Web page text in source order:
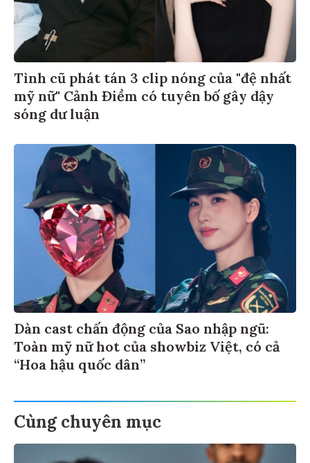
Tình cũ phát tán 3 clip nóng của "đệ nhất
mỹ nữ" Cảnh Điềm có tuyên bố gây dậy
sóng dư luận
Dàn cast chấn động của Sao nhập ngũ:
Toàn mỹ nữ hot của showbiz Việt, có cả
“Hoa hậu quốc dân”
Cùng chuyên mục